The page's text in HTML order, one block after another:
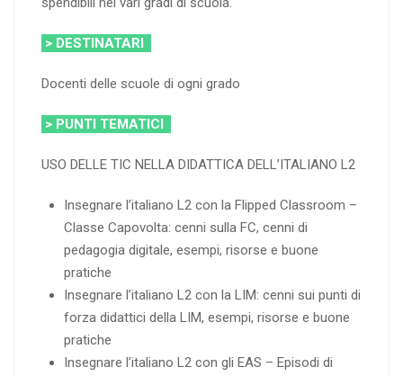
> DESTINATARI
Docenti delle scuole di ogni grado
> PUNTI TEMATICI
USO DELLE TIC NELLA DIDATTICA DELL’ITALIANO L2
Insegnare l’italiano L2 con la Flipped Classroom –
Classe Capovolta: cenni sulla FC, cenni di
pedagogia digitale, esempi, risorse e buone
pratiche
Insegnare l’italiano L2 con la LIM: cenni sui punti di
forza didattici della LIM, esempi, risorse e buone
pratiche
Insegnare l’italiano L2 con gli EAS – Episodi di